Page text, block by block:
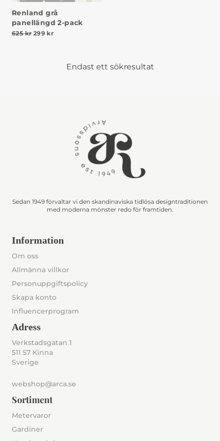
Renland grå
panellängd 2-pack
625kr Det ursprungliga priset var: 625 kr.
299 krDet nuvarande priset är: 299 kr.
Endast ett sökresultat
Sedan 1949 förvaltar vi den skandinaviska tidlösa designtraditionen
med moderna mönster redo för framtiden.
Information
Om oss
Allmänna villkor
Personuppgiftspolicy
Skapa konto
Influencerprogram
Adress
Verkstadsgatan 1
511 57 Kinna
Sverige
webshop@arca.se
Sortiment
Metervaror
Gardiner